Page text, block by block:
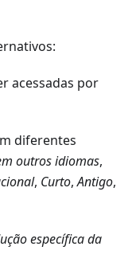
acessadas por
diferentes
outros idiomas,
, Curto,Antigo,
específica da